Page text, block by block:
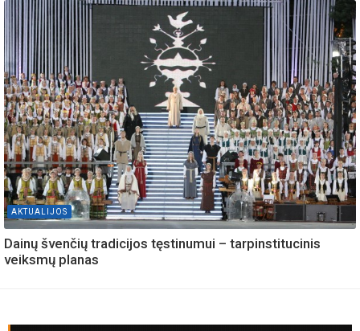
AKTUALIJOS
Dainų švenčių tradicijos tęstinumui – tarpinstitucinis
veiksmų planas